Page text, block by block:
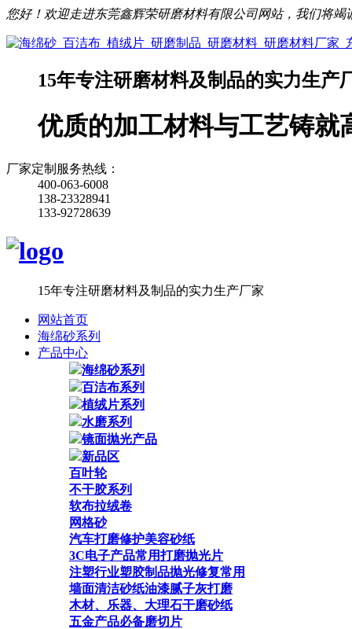
您好！欢迎走进东莞鑫辉荣研磨材料有限公司网站，我们将竭
15年专注研磨材料及制品的实力生产
优质的加工材料与工艺铸就
厂家定制服务热线：
400-063-6008
138-23328941
133-92728639
15年专注研磨材料及制品的实力生产厂家
网站首页
海绵砂系列
产品中心
海绵砂系列
百洁布系列
植绒片系列
水磨系列
镜面抛光产品
新品区
百叶轮
不干胶系列
软布拉绒卷
网格砂
汽车打磨修护美容砂纸
3C电子产品常用打磨抛光片
注塑行业塑胶制品抛光修复常用
墙面清洁砂纸油漆腻子灰打磨
木材、乐器、大理石干磨砂纸
五金产品必备磨切片